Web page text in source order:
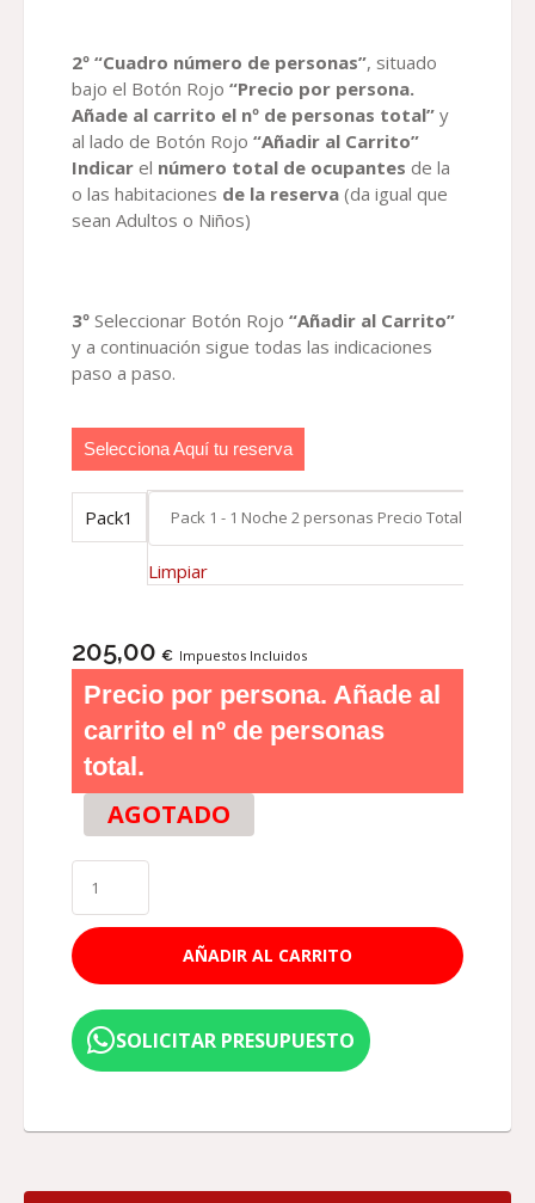
2º “Cuadro número de personas”, situado
bajo el Botón Rojo “Precio por persona.
Añade al carrito el nº de personas total” y
al lado de Botón Rojo “Añadir al Carrito”
Indicar el número total de ocupantes de la
o las habitaciones de la reserva (da igual que
sean Adultos o Niños)
3º Seleccionar Botón Rojo “Añadir al Carrito”
y a continuación sigue todas las indicaciones
paso a paso.
Selecciona Aquí tu reserva
Pack1
Limpiar
205,00 € Impuestos Incluidos
Precio por persona. Añade al
carrito el nº de personas
total.
AGOTADO
AÑADIR AL CARRITO
SOLICITAR PRESUPUESTO